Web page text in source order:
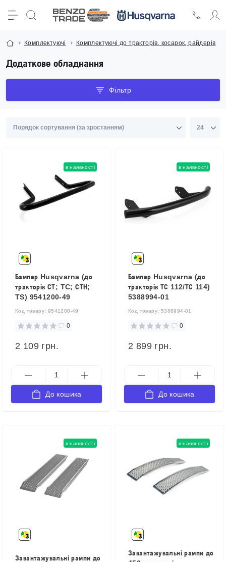
Комплектуючі Комплектуючі до тракторів, косарок, райдерів
Додаткове обладнання
Фільтр
в наявності
Бампер Husqvarna (до
тракторів СТ; TC; СТН;
TS) 9541200-49
Код товару: 9541200-49
0
2 109 грн.
До кошика
в наявності
Бампер Husqvarna (до
тракторів ТС 112/ТС 114)
5388994-01
Код товару: 5388994-01
0
2 899 грн.
До кошика
в наявності
Завантажувальні рампи до
в наявності
Завантажувальні рампи до